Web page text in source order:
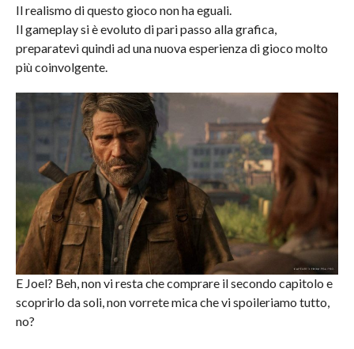
Il realismo di questo gioco non ha eguali.
Il gameplay si è evoluto di pari passo alla grafica,
preparatevi quindi ad una nuova esperienza di gioco molto
più coinvolgente.
E Joel? Beh, non vi resta che comprare il secondo capitolo e
scoprirlo da soli, non vorrete mica che vi spoileriamo tutto,
no?